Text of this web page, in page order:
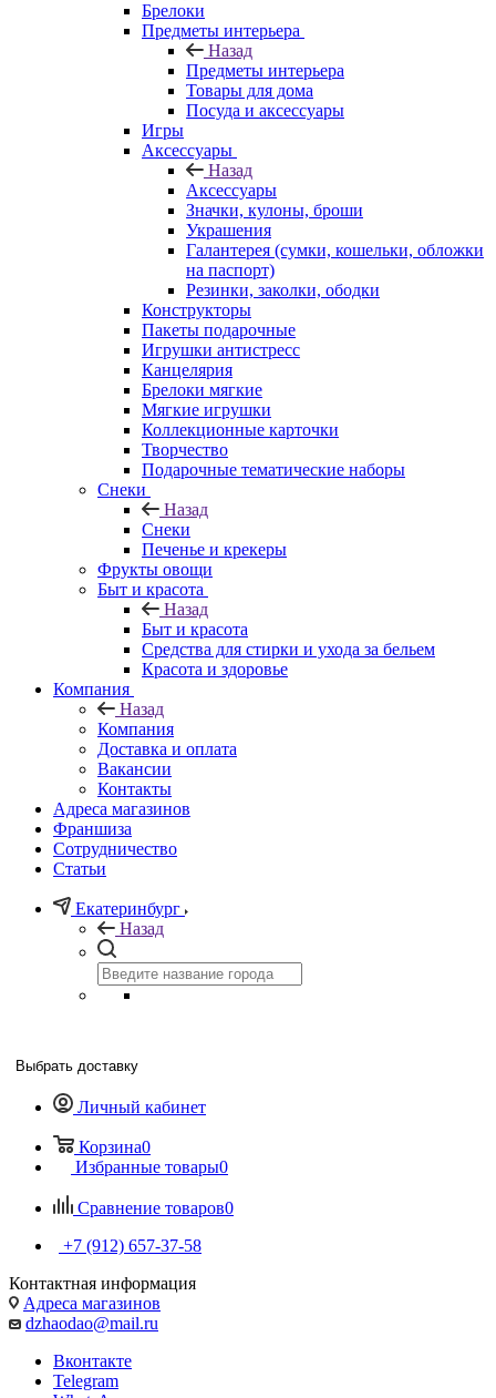
Брелоки
Предметы интерьера
Назад
Предметы интерьера
Товары для дома
Посуда и аксессуары
Игры
Аксессуары
Назад
Аксессуары
Значки, кулоны, броши
Украшения
Галантерея (сумки, кошельки, обложки
на паспорт)
Резинки, заколки, ободки
Конструкторы
Пакеты подарочные
Игрушки антистресс
Канцелярия
Брелоки мягкие
Мягкие игрушки
Коллекционные карточки
Творчество
Подарочные тематические наборы
Снеки
Назад
Снеки
Печенье и крекеры
Фрукты овощи
Быт и красота
Назад
Быт и красота
Средства для стирки и ухода за бельем
Красота и здоровье
Компания
Назад
Компания
Доставка и оплата
Вакансии
Контакты
Адреса магазинов
Франшиза
Сотрудничество
Статьи
Екатеринбург
Назад
Выбрать доставку
Личный кабинет
Корзина0
Избранные товары0
Сравнение товаров0
+7 (912) 657-37-58
Контактная информация
Адреса магазинов
dzhaodao@mail.ru
Вконтакте
Telegram